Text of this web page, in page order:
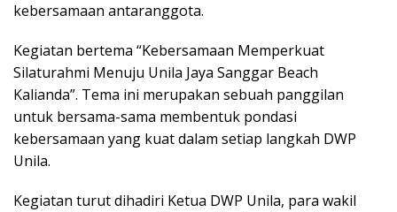
kebersamaan antaranggota.
Kegiatan bertema “Kebersamaan Memperkuat
Silaturahmi Menuju Unila Jaya Sanggar Beach
Kalianda”. Tema ini merupakan sebuah panggilan
untuk bersama-sama membentuk pondasi
kebersamaan yang kuat dalam setiap langkah DWP
Unila.
Kegiatan turut dihadiri Ketua DWP Unila, para wakil